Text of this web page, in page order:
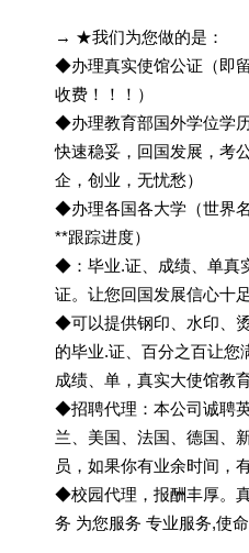
→ ★我们为您做的是：
◆办理真实使馆公证（即
收费！！！）
◆办理教育部国外学位学
快速稳妥，回国发展，考
企，创业，无忧愁）
◆办理各国各大学（世界
**跟踪进度）
◆：毕业.证、成绩、单真
证。让您回国发展信心十
◆可以提供钢印、水印、
的毕业.证、百分之百让您
成绩、单，真实大使馆教
◆招聘代理：本公司诚聘
兰、美国、法国、德国、
员，如果你有业余时间，
◆校园代理，报酬丰厚。
务 为您服务 专业服务,使命